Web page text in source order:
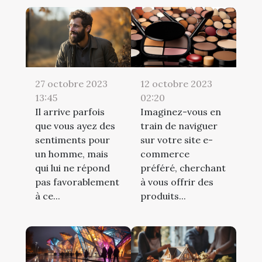
27 octobre 2023
13:45
Il arrive parfois
que vous ayez des
sentiments pour
un homme, mais
qui lui ne répond
pas favorablement
à ce...
12 octobre 2023
02:20
Imaginez-vous en
train de naviguer
sur votre site e-
commerce
préféré, cherchant
à vous offrir des
produits...